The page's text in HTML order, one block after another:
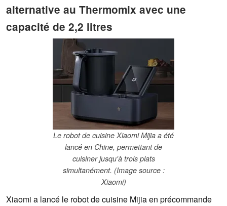
alternative au Thermomix avec une
capacité de 2,2 litres
Le robot de cuisine Xiaomi Mijia a été
lancé en Chine, permettant de
cuisiner jusqu'à trois plats
simultanément. (Image source :
Xiaomi)
Xiaomi a lancé le robot de cuisine Mijia en précommande